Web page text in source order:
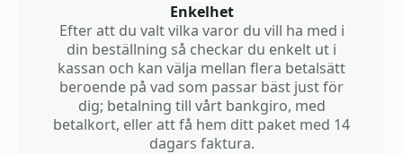
Enkelhet
Efter att du valt vilka varor du vill ha med i
din beställning så checkar du enkelt ut i
kassan och kan välja mellan flera betalsätt
beroende på vad som passar bäst just för
dig; betalning till vårt bankgiro, med
betalkort, eller att få hem ditt paket med 14
dagars faktura.